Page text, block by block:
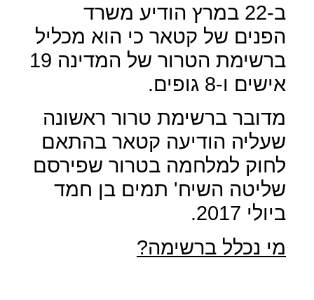
ב-22 במרץ הודיע משרד
הפנים של קטאר כי הוא מכליל
ברשימת הטרור של המדינה 19
אישים ו-8 גופים.
מדובר ברשימת טרור ראשונה
שעליה הודיעה קטאר בהתאם
לחוק למלחמה בטרור שפירסם
שליטה השיח' תמים בן חמד
ביולי 2017.
מי נכלל ברשימה?